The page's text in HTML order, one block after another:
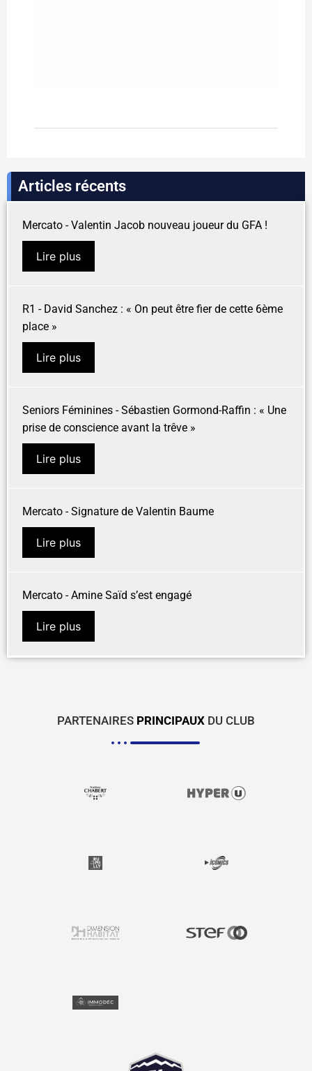
Articles récents
Mercato - Valentin Jacob nouveau joueur du GFA !
Lire plus
R1 - David Sanchez : « On peut être fier de cette 6ème
place »
Lire plus
Seniors Féminines - Sébastien Gormond-Raffin : « Une
prise de conscience avant la trêve »
Lire plus
Mercato - Signature de Valentin Baume
Lire plus
Mercato - Amine Saïd s’est engagé
Lire plus
PARTENAIRES PRINCIPAUX DU CLUB